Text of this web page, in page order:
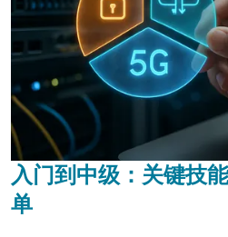
入门到中级：关键技
单